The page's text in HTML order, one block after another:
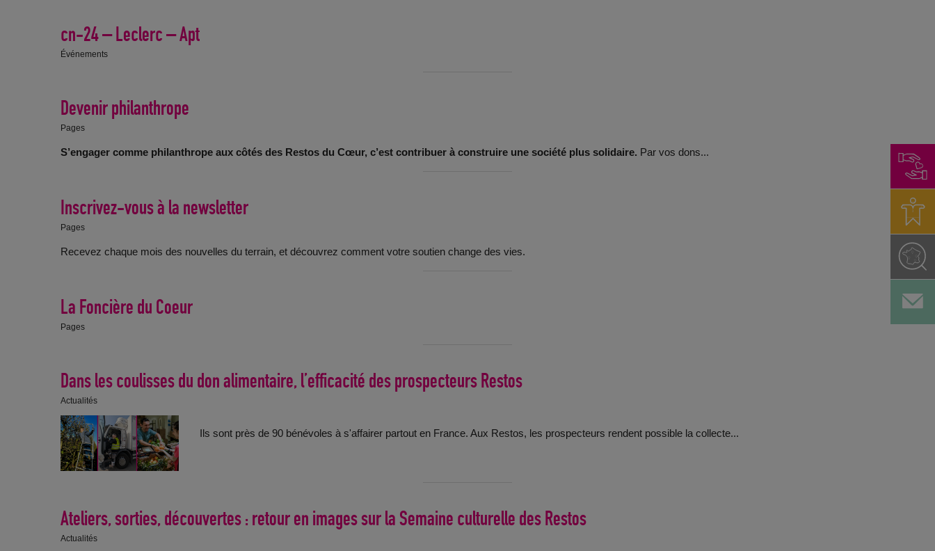
cn-24 – Leclerc – Apt
Événements
Devenir philanthrope
Pages
S’engager comme philanthrope aux côtés des Restos du Cœur, c’est contribuer à construire une société plus solidaire. Par vos dons...
Inscrivez-vous à la newsletter
Pages
Recevez chaque mois des nouvelles du terrain, et découvrez comment votre soutien change des vies.
La Foncière du Coeur
Pages
Dans les coulisses du don alimentaire, l’efficacité des prospecteurs Restos
Actualités
Ils sont près de 90 bénévoles à s'affairer partout en France. Aux Restos, les prospecteurs rendent possible la collecte...
Ateliers, sorties, découvertes : retour en images sur la Semaine culturelle des Restos
Actualités